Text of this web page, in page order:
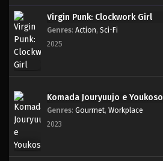
Virgin Punk: Clockwork Girl
Genres: Action, Sci-Fi
2025
Komada Jouryuujo e Youkoso
Genres: Gourmet, Workplace
2023